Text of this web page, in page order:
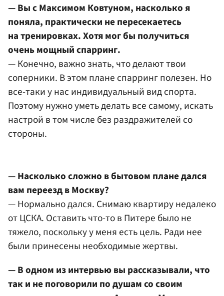
— Вы сМаксимом Ковтуном, насколько я
поняла, практически не пересекаетесь
на тренировках. Хотя мог бы получиться
очень мощный спарринг.
— Конечно, важно знать, что делают твои
соперники. В этом плане спарринг полезен. Но
все-таки у нас индивидуальный вид спорта.
Поэтому нужно уметь делать все самому, искать
настрой в том числе без раздражителей со
стороны.
— Насколько сложно в бытовом плане дался
вам переезд в Москву?
— Нормально дался. Снимаю квартиру недалеко
от ЦСКА. Оставить что-то в Питере было не
тяжело, поскольку у меня есть цель. Ради нее
были принесены необходимые жертвы.
— В одном из интервью вы рассказывали, что
так и не поговорили по душам со своим